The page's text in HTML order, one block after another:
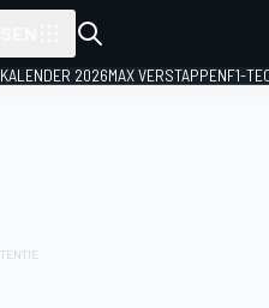
2026MAX VERSTAPPENF1-